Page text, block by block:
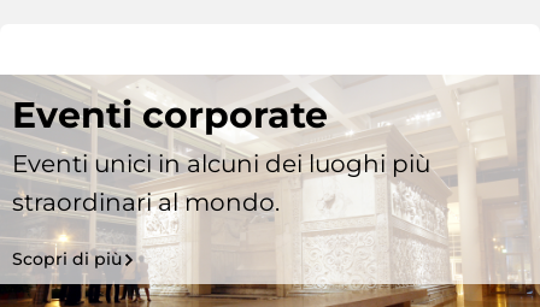
Eventi corporate
Eventi unici in alcuni dei luoghi più
straordinari al mondo.
Scopri di più